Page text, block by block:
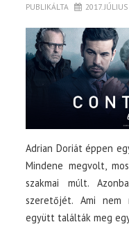
PUBLIKÁLTA 2017.
Adrian Doriát éppen
Mindene megvolt,
szakmai múlt.
szeretőjét. Ami nem
együtt találták meg